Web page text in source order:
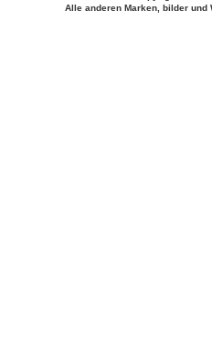
Alle anderen Marken, bilder und